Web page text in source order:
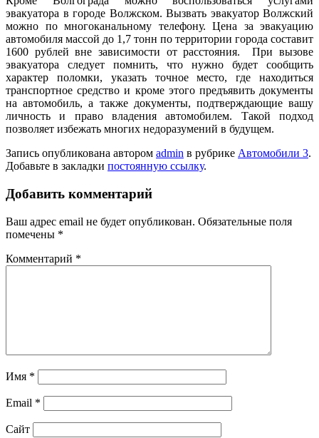
эвакуатора в городе Волжском. Вызвать эвакуатор Волжский
можно по многоканальному телефону. Цена за эвакуацию
автомобиля массой до 1,7 тонн по территории города составит
1600 рублей вне зависимости от расстояния. При вызове
эвакуатора следует помнить, что нужно будет сообщить
характер поломки, указать точное место, где находиться
транспортное средство и кроме этого предъявить документы
на автомобиль, а также документы, подтверждающие вашу
личность и право владения автомобилем. Такой подход
позволяет избежать многих недоразумений в будущем.
Запись опубликована автором admin в рубрике Автомобили 3.
Добавьте в закладки постоянную ссылку.
Добавить комментарий
Ваш адрес email не будет опубликован. Обязательные поля
помечены *
Комментарий *
Имя *
Email *
Сайт